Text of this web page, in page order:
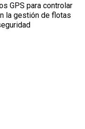
GPS para controlar
la gestión de flotas